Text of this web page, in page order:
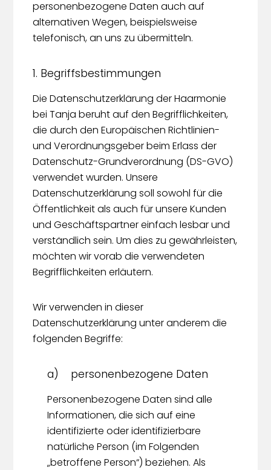
personenbezogene Daten auch auf
alternativen Wegen, beispielsweise
telefonisch, an uns zu übermitteln.
1. Begriffsbestimmungen
Die Datenschutzerklärung der Haarmonie
bei Tanja beruht auf den Begrifflichkeiten,
die durch den Europäischen Richtlinien-
und Verordnungsgeber beim Erlass der
Datenschutz-Grundverordnung (DS-GVO)
verwendet wurden. Unsere
Datenschutzerklärung soll sowohl für die
Öffentlichkeit als auch für unsere Kunden
und Geschäftspartner einfach lesbar und
verständlich sein. Um dies zu gewährleisten,
möchten wir vorab die verwendeten
Begrifflichkeiten erläutern.
Wir verwenden in dieser
Datenschutzerklärung unter anderem die
folgenden Begriffe:
a) personenbezogene Daten
Personenbezogene Daten sind alle
Informationen, die sich auf eine
identifizierte oder identifizierbare
natürliche Person (im Folgenden
„betroffene Person“) beziehen. Als